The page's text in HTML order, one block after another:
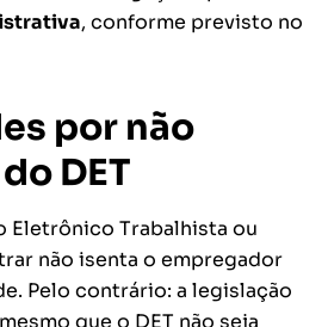
, conforme previsto no
por não
DET
Eletrônico Trabalhista ou
não isenta o empregador
Pelo contrário: a legislação
que o DET não seja